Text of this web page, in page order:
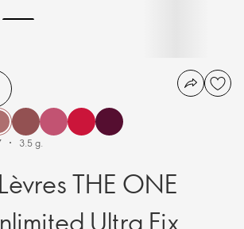
THE ONE
Ultra Fix
3.5 g.